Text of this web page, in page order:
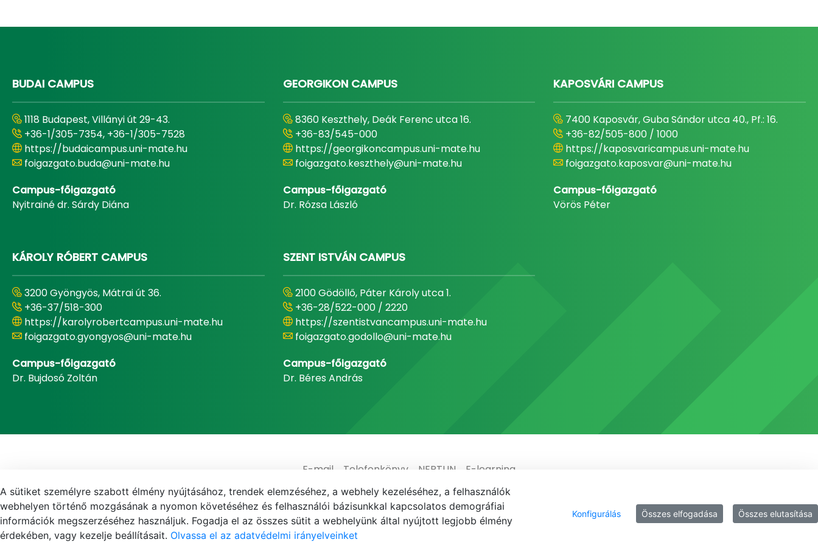
BUDAI CAMPUS
1118 Budapest, Villányi út 29-43.
+36-1/305-7354, +36-1/305-7528
https://budaicampus.uni-mate.hu
foigazgato.buda@uni-mate.hu
Campus-főigazgató
Nyitrainé dr. Sárdy Diána
GEORGIKON CAMPUS
8360 Keszthely, Deák Ferenc utca 16.
+36-83/545-000
https://georgikoncampus.uni-mate.hu
foigazgato.keszthely@uni-mate.hu
Campus-főigazgató
Dr. Rózsa László
KAPOSVÁRI CAMPUS
7400 Kaposvár, Guba Sándor utca 40., Pf.: 16.
+36-82/505-800 / 1000
https://kaposvaricampus.uni-mate.hu
foigazgato.kaposvar@uni-mate.hu
Campus-főigazgató
Vörös Péter
KÁROLY RÓBERT CAMPUS
3200 Gyöngyös, Mátrai út 36.
+36-37/518-300
https://karolyrobertcampus.uni-mate.hu
foigazgato.gyongyos@uni-mate.hu
Campus-főigazgató
Dr. Bujdosó Zoltán
SZENT ISTVÁN CAMPUS
2100 Gödöllő, Páter Károly utca 1.
+36-28/522-000 / 2220
https://szentistvancampus.uni-mate.hu
foigazgato.godollo@uni-mate.hu
Campus-főigazgató
Dr. Béres András
E-mail Telefonkönyv NEPTUN E-learning
A sütiket személyre szabott élmény nyújtásához, trendek elemzéséhez, a webhely kezeléséhez, a felhasználók
webhelyen történő mozgásának a nyomon követéséhez és felhasználói bázisunkkal kapcsolatos demográfiai
információk megszerzéséhez használjuk. Fogadja el az összes sütit a webhelyünk által nyújtott legjobb élmény
érdekében, vagy kezelje beállításait. Olvassa el az adatvédelmi irányelveinket
Konfigurálás Összes elfogadása Összes elutasítása